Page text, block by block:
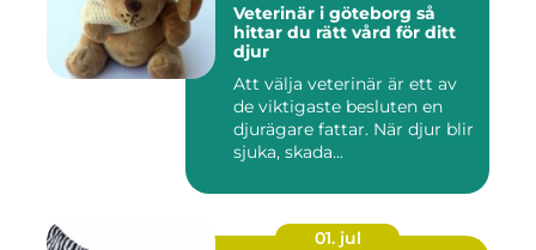
Veterinär i göteborg så
hittar du rätt vård för ditt
djur
Att välja veterinär är ett av
de viktigaste besluten en
djurägare fattar. När djur blir
sjuka, skada...
01. jul